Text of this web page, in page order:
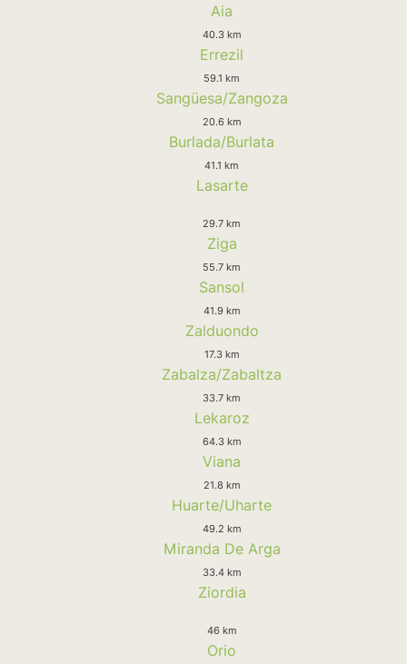
Aia
40.3 km
Errezil
59.1 km
Sangüesa/Zangoza
20.6 km
Burlada/Burlata
41.1 km
Lasarte
29.7 km
Ziga
55.7 km
Sansol
41.9 km
Zalduondo
17.3 km
Zabalza/Zabaltza
33.7 km
Lekaroz
64.3 km
Viana
21.8 km
Huarte/Uharte
49.2 km
Miranda De Arga
33.4 km
Ziordia
46 km
Orio